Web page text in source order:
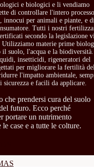
DE
ENGORDE
DEL
e biologici e li vendiamo
di controllare l'intero
innocui per animali e piante, e
Tutti i nostri
secondo la legislazione
materie prime
il suolo, l'acqua e la biodiversità.
insetticidi, rigeneratori del
per migliorare la fertilità
l'impatto ambientale,
e facili da applicare.
prendersi cura del suolo
futuro. Ecco perché
portare un nutrimento
case e a tutte le colture.